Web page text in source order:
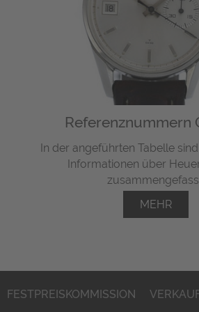
Referenznummern
In der angeführten Tabelle
Informationen über
MEHR
FESTPREISKOMMISSION